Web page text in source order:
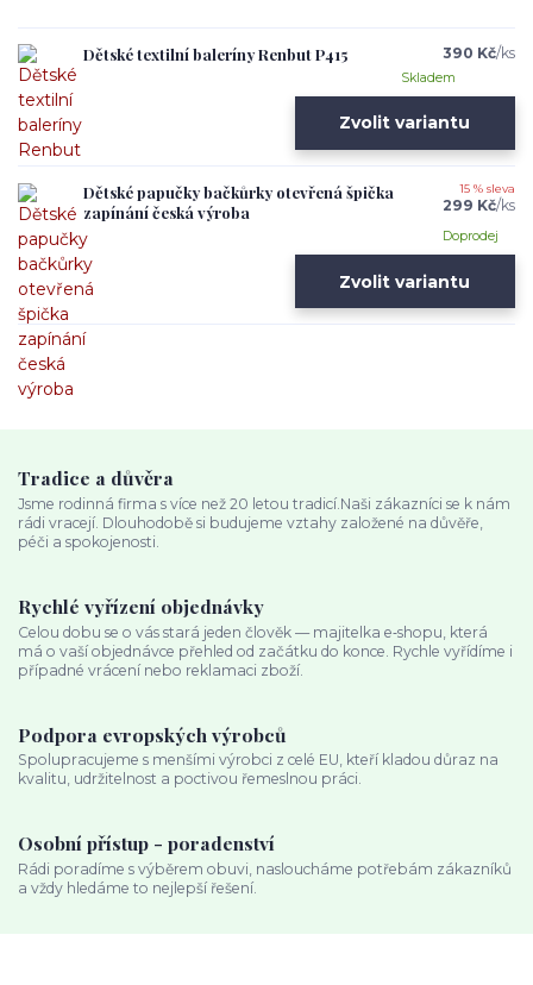
Dětské textilní baleríny Renbut P415 390 Kč/ks
Skladem
Zvolit variantu
Dětské papučky bačkůrky otevřená špička
zapínání česká výroba
15 % sleva
299 Kč/ks
Doprodej
Zvolit variantu
Tradice a důvěra
Jsme rodinná firma s více než 20 letou tradicí.Naši zákazníci se k nám
rádi vracejí. Dlouhodobě si budujeme vztahy založené na důvěře,
péči a spokojenosti.
Rychlé vyřízení objednávky
Celou dobu se o vás stará jeden člověk — majitelka e‑shopu, která
má o vaší objednávce přehled od začátku do konce. Rychle vyřídíme i
případné vrácení nebo reklamaci zboží.
Podpora evropských výrobců
Spolupracujeme s menšími výrobci z celé EU, kteří kladou důraz na
kvalitu, udržitelnost a poctivou řemeslnou práci.
Osobní přístup - poradenství
Rádi poradíme s výběrem obuvi, nasloucháme potřebám zákazníků
a vždy hledáme to nejlepší řešení.